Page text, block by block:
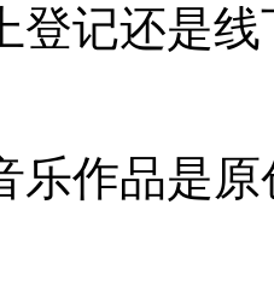
登记还是
乐作品是